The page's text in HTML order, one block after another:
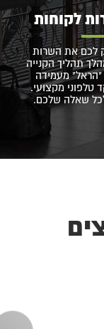
לקוחות
לכם את השרות
תהליך הקנייה
"הראל" מעמידה
טלפוני מקצועי.
שאלה שלכם.